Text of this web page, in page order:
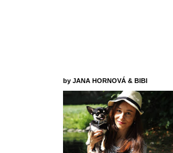
by JANA HORNOVÁ & BIBI